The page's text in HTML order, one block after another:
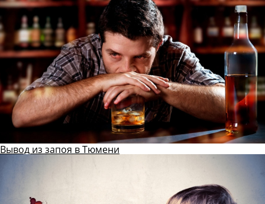
Вывод из запоя в Тюмени